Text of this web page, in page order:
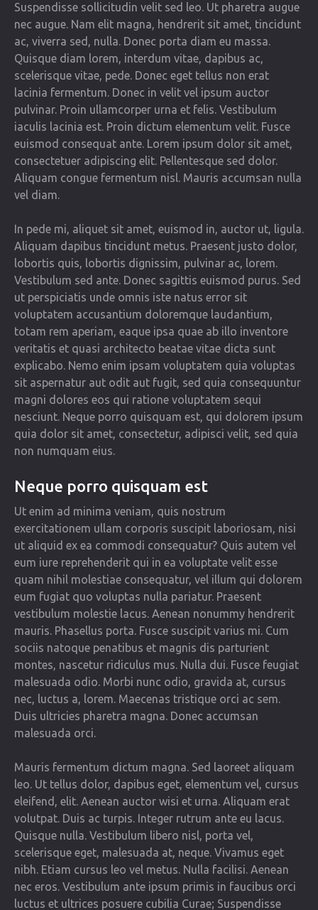
Suspendisse sollicitudin velit sed leo. Ut pharetra augue
nec augue. Nam elit magna, hendrerit sit amet, tincidunt
ac, viverra sed, nulla. Donec porta diam eu massa.
Quisque diam lorem, interdum vitae, dapibus ac,
scelerisque vitae, pede. Donec eget tellus non erat
lacinia fermentum. Donec in velit vel ipsum auctor
pulvinar. Proin ullamcorper urna et felis. Vestibulum
iaculis lacinia est. Proin dictum elementum velit. Fusce
euismod consequat ante. Lorem ipsum dolor sit amet,
consectetuer adipiscing elit. Pellentesque sed dolor.
Aliquam congue fermentum nisl. Mauris accumsan nulla
vel diam.
In pede mi, aliquet sit amet, euismod in, auctor ut, ligula.
Aliquam dapibus tincidunt metus. Praesent justo dolor,
lobortis quis, lobortis dignissim, pulvinar ac, lorem.
Vestibulum sed ante. Donec sagittis euismod purus. Sed
ut perspiciatis unde omnis iste natus error sit
voluptatem accusantium doloremque laudantium,
totam rem aperiam, eaque ipsa quae ab illo inventore
veritatis et quasi architecto beatae vitae dicta sunt
explicabo. Nemo enim ipsam voluptatem quia voluptas
sit aspernatur aut odit aut fugit, sed quia consequuntur
magni dolores eos qui ratione voluptatem sequi
nesciunt. Neque porro quisquam est, qui dolorem ipsum
quia dolor sit amet, consectetur, adipisci velit, sed quia
non numquam eius.
Neque porro quisquam est
Ut enim ad minima veniam, quis nostrum
exercitationem ullam corporis suscipit laboriosam, nisi
ut aliquid ex ea commodi consequatur? Quis autem vel
eum iure reprehenderit qui in ea voluptate velit esse
quam nihil molestiae consequatur, vel illum qui dolorem
eum fugiat quo voluptas nulla pariatur. Praesent
vestibulum molestie lacus. Aenean nonummy hendrerit
mauris. Phasellus porta. Fusce suscipit varius mi. Cum
sociis natoque penatibus et magnis dis parturient
montes, nascetur ridiculus mus. Nulla dui. Fusce feugiat
malesuada odio. Morbi nunc odio, gravida at, cursus
nec, luctus a, lorem. Maecenas tristique orci ac sem.
Duis ultricies pharetra magna. Donec accumsan
malesuada orci.
Mauris fermentum dictum magna. Sed laoreet aliquam
leo. Ut tellus dolor, dapibus eget, elementum vel, cursus
eleifend, elit. Aenean auctor wisi et urna. Aliquam erat
volutpat. Duis ac turpis. Integer rutrum ante eu lacus.
Quisque nulla. Vestibulum libero nisl, porta vel,
scelerisque eget, malesuada at, neque. Vivamus eget
nibh. Etiam cursus leo vel metus. Nulla facilisi. Aenean
nec eros. Vestibulum ante ipsum primis in faucibus orci
luctus et ultrices posuere cubilia Curae; Suspendisse